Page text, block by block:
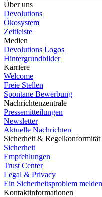
Über uns
Devolutions
Ökosystem
Zeitleiste
Medien
Devolutions Logos
Hintergrundbilder
Karriere
Welcome
Freie Stellen
Spontane Bewerbung
Nachrichtenzentrale
Pressemitteilungen
Newsletter
Aktuelle Nachrichten
Sicherheit & Regelkonformität
Sicherheit
Empfehlungen
Trust Center
Legal & Privacy
Ein Sicherheitsproblem melden
Kontaktinformationen